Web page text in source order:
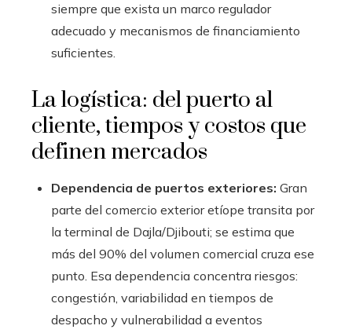
siempre que exista un marco regulador
adecuado y mecanismos de financiamiento
suficientes.
La logística: del puerto al
cliente, tiempos y costos que
definen mercados
Dependencia de puertos exteriores: Gran
parte del comercio exterior etíope transita por
la terminal de Dajla/Djibouti; se estima que
más del 90% del volumen comercial cruza ese
punto. Esa dependencia concentra riesgos:
congestión, variabilidad en tiempos de
despacho y vulnerabilidad a eventos